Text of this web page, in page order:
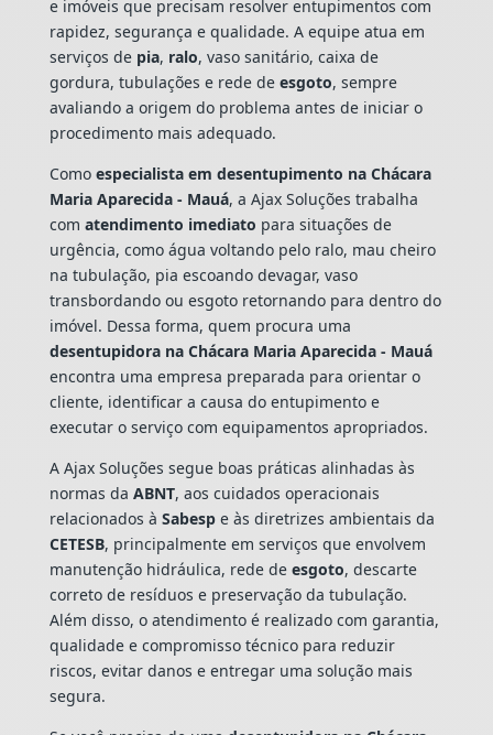
e imóveis que precisam resolver entupimentos com
rapidez, segurança e qualidade. A equipe atua em
serviços de pia, ralo, vaso sanitário, caixa de
gordura, tubulações e rede de esgoto, sempre
avaliando a origem do problema antes de iniciar o
procedimento mais adequado.
Como especialista em desentupimento na Chácara
Maria Aparecida - Mauá, a Ajax Soluções trabalha
com atendimento imediato para situações de
urgência, como água voltando pelo ralo, mau cheiro
na tubulação, pia escoando devagar, vaso
transbordando ou esgoto retornando para dentro do
imóvel. Dessa forma, quem procura uma
desentupidora na Chácara Maria Aparecida - Mauá
encontra uma empresa preparada para orientar o
cliente, identificar a causa do entupimento e
executar o serviço com equipamentos apropriados.
A Ajax Soluções segue boas práticas alinhadas às
normas da ABNT, aos cuidados operacionais
relacionados à Sabespe às diretrizes ambientais da
CETESB, principalmente em serviços que envolvem
manutenção hidráulica, rede de esgoto, descarte
correto de resíduos e preservação da tubulação.
Além disso, o atendimento é realizado com garantia,
qualidade e compromisso técnico para reduzir
riscos, evitar danos e entregar uma solução mais
segura.